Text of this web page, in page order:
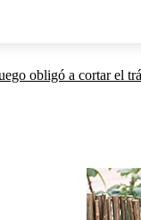
obligó a cortar el